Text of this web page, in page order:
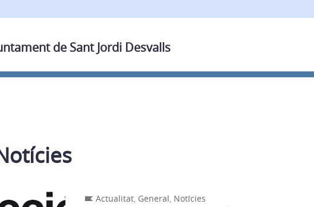
de Sant Jordi Desvalls
Actualitat, General, Notícies